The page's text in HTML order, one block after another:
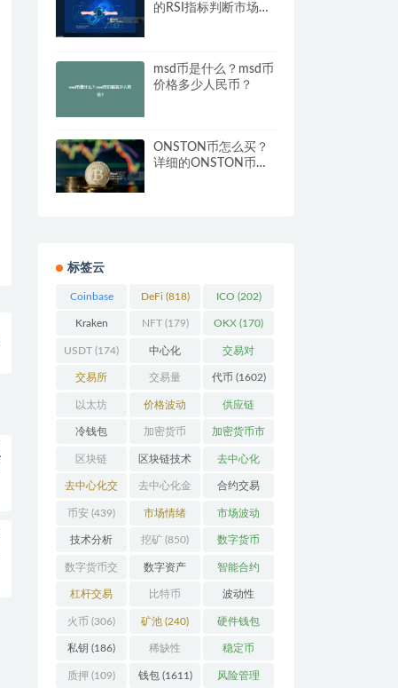
的RSI指标判断市场过
msd币是什么？msd币
价格多少人民币？
ONSTON币怎么买？
详细的ONSTON币交
标签云
Coinbase
(206)
DeFi (818) ICO (202)
Kraken
(104)
NFT(179) OKX (170)
USDT (174) 中心化
(3923)
交易对
(359)
交易所
(2164)
交易量
(246)
代币 (1602)
以太坊
(741)
价格波动
(630)
供应链
(118)
冷钱包
(175)
加密货币
(5441)
加密货币市
场(701)
区块链
(4598)
区块链技术
(527)
去中心化
(4087)
去中心化交
易所 (196)
去中心化金
融(110)
合约交易
(182)
币安 (439) 市场情绪
(337)
市场波动
(279)
技术分析
(148)
挖矿 (850) 数字货币
(8679)
数字货币交
易(150)
数字资产
(286)
智能合约
(532)
杠杆交易
(231)
比特币
(2377)
波动性
(352)
火币 (306) 矿池 (240) 硬件钱包
(170)
私钥 (186) 稀缺性
(193)
稳定币
(111)
质押 (109) 钱包(1611) 风险管理